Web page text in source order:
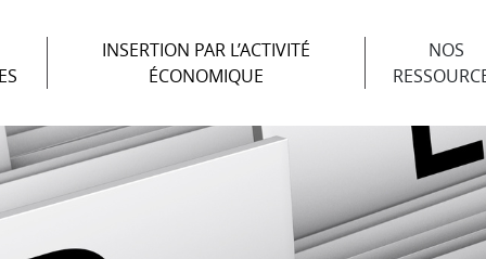
INSERTION PAR L’ACTIVITÉ
ÉCONOMIQUE
NOS